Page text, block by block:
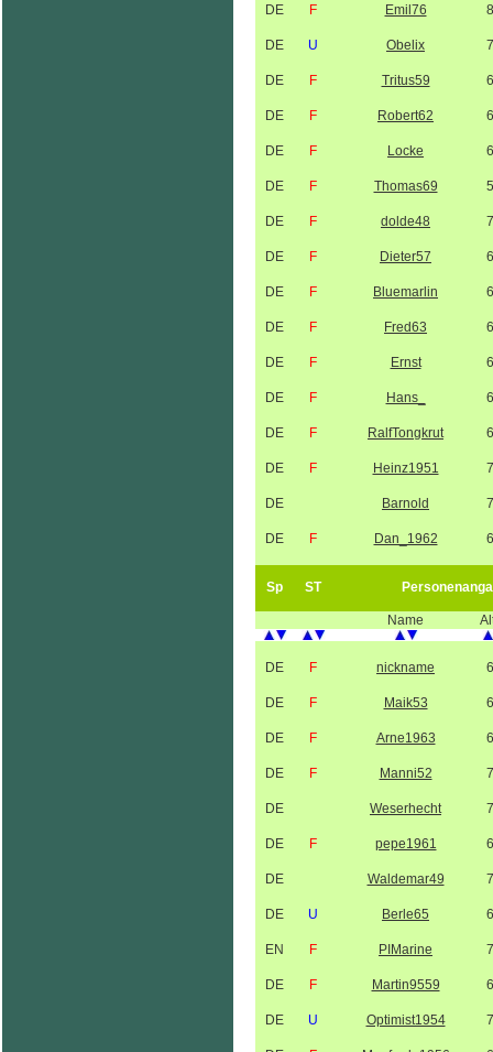
DE F Emil76
DE U Obelix
DE F Tritus59
DE F Robert62
DE F Locke
DE F Thomas69
DE F dolde48
DE F Dieter57
DE F Bluemarlin
DE F Fred63
DE F Ernst
DE F Hans_
DE F RalfTongkrut
DE F Heinz1951
DE Barnold
DE F Dan_1962
Sp ST
Name
DE F nickname
DE F Maik53
DE F Arne1963
DE F Manni52
DE Weserhecht
DE F pepe1961
DE Waldemar49
DE U Berle65
EN F PIMarine
DE F Martin9559
DE U Optimist1954